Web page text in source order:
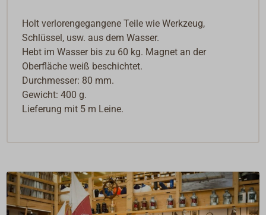
Holt verlorengegangene Teile wie Werkzeug,
Schlüssel, usw. aus dem Wasser.
Hebt im Wasser bis zu 60 kg. Magnet an der
Oberfläche weiß beschichtet.
Durchmesser: 80 mm.
Gewicht: 400 g.
Lieferung mit 5 m Leine.